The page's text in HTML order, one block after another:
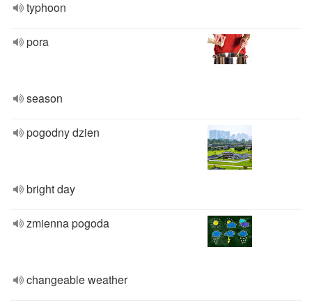
typhoon
pora
season
pogodny dzien
bright day
zmienna pogoda
changeable weather